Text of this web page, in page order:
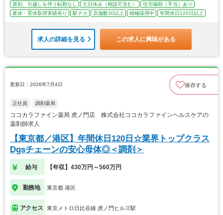
原則、引越しを伴う転勤なし
土日休み（相談可含む）
住宅補助（手当）あり
産休・育休取得実績有り
駅チカ 店舗数30以上 積極採用中 年間休日120日以上
求人の詳細を見る この求人に興味がある
更新日：2026年7月4日 保存する
正社員 調剤薬局
ココカラファイン薬局 虎ノ門店 株式会社ココカラファインヘルスケアの
薬剤師求人
【東京都／港区】年間休日120日☆業界トップクラス
Dgsチェーンの安心母体◎＜調剤＞
給与 【年収】430万円～560万円
勤務地 東京都 港区
アクセス 東京メトロ日比谷線 虎ノ門ヒルズ駅